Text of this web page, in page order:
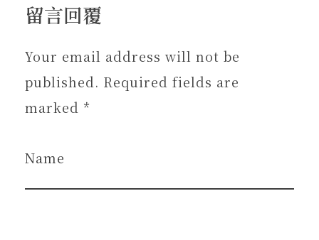
留言回覆
Your email address will not be
published. Required fields are
marked *
Name